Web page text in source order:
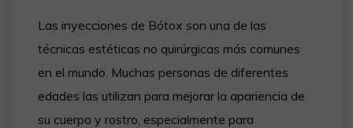
Las inyecciones de Bótox son una de las
técnicas estéticas no quirúrgicas más comunes
en el mundo. Muchas personas de diferentes
edades las utilizan para mejorar la apariencia de
su cuerpo y rostro, especialmente para